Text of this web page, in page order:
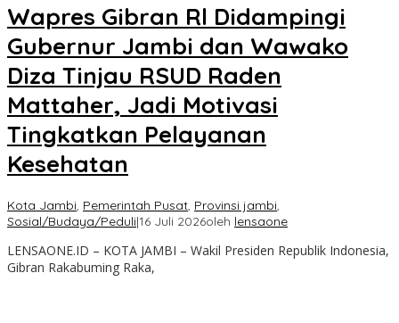
Wapres Gibran Rl Didampingi
Gubernur Jambi dan Wawako
Diza Tinjau RSUD Raden
Mattaher, Jadi Motivasi
Tingkatkan Pelayanan
Kesehatan
Kota Jambi, Pemerintah Pusat, Provinsi jambi,
Sosial/Budaya/Peduli|16 Juli 2026oleh lensaone
LENSAONE.ID – KOTA JAMBI – Wakil Presiden Republik Indonesia,
Gibran Rakabuming Raka,